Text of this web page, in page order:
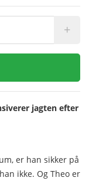
+
jagten efter
er han sikker på
ikke. Og Theo er